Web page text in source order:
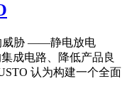
威胁 ——静电放电
成电路、降低产品良
认为构建一个全面